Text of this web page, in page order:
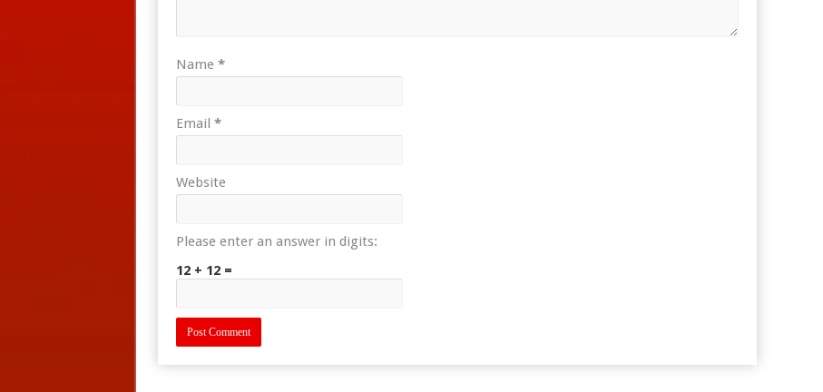
Name *
Email *
Website
Please enter an answer in digits:
12 + 12 =